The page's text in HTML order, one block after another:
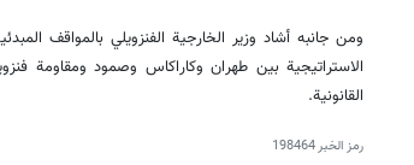
ومن جانبه أشاد وزير الخارجية الفنزويلي بالمواقف
الاستراتيجية بين طهران وكاراكاس وصمود ومقاومة
القانونية.
رمز الخبر198464